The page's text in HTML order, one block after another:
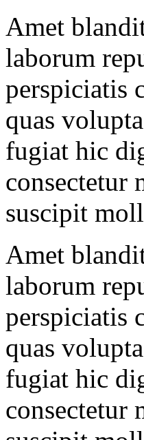
Amet
laborum
perspiciatis
quas
fugiat hic
consectetur
suscipit
Amet
laborum
perspiciatis
quas
fugiat hic
consectetur